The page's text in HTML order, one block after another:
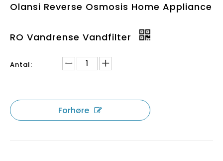
Olansi Reverse Osmosis Home Appliance
RO Vandrense Vandfilter
Antal:
Forhøre